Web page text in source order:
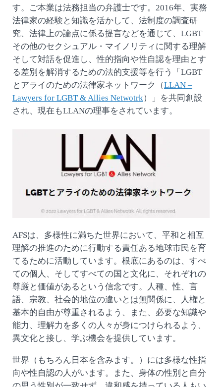
す。ご本業は法務担当の弁護士です。2016年、実務
法律家の経験と知識を活かして、法制度の調査研
究、法律上の論点に係る提言などを通じて、LGBT
その他のセクシュアル・マイノリティに関する理解
そして対話を促進し、性的指向や性自認を理由とす
る差別を解消するための法的支援等を行う「LGBT
とアライのための法律家ネットワーク（LLAN –
Lawyers for LGBT & Allies Netwotrk）」を共同創設
され、現在もLLANの理事をされています。
AFSは、多様性に満ちた世界において、平和と相互
理解の推進のために行動する責任ある地球市民を育
てるために活動しています。根底にあるのは、すべ
ての個人、そしてすべての国と文化に、それぞれの
尊厳と価値があるという信念です。人種、性、言
語、宗教、社会的地位の違いとは無関係に、人権と
基本的自由が尊重されるよう、また、必要な知識や
能力、理解力を多くの人々が身につけられるよう、
異文化と接し、学ぶ機会を提供しています。
世界（もちろん日本を含みます。）には多様な性指
向や性自認の人がいます。また、身体の性別と自分